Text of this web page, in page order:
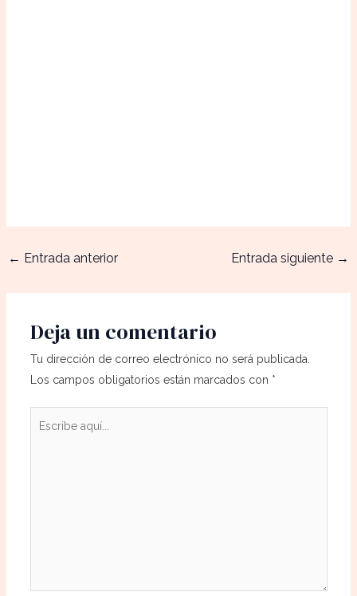
← Entrada anterior Entrada siguiente →
Deja un comentario
Tu dirección de correo electrónico no será publicada.
Los campos obligatorios están marcados con *